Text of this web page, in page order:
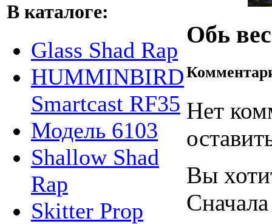
В каталоге:
Glass Shad Rap
HUMMINBIRD
Smartcast RF35
Модель 6103
Shallow Shad
Rap
Skitter Prop
Обь
Нет
Вы